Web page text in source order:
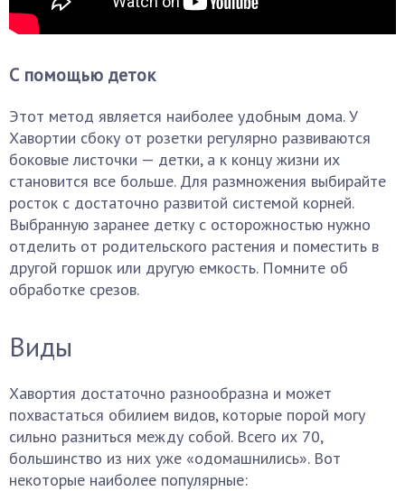
С помощью деток
Этот метод является наиболее удобным дома. У
Хавортии сбоку от розетки регулярно развиваются
боковые листочки — детки, а к концу жизни их
становится все больше. Для размножения выбирайте
росток с достаточно развитой системой корней.
Выбранную заранее детку с осторожностью нужно
отделить от родительского растения и поместить в
другой горшок или другую емкость. Помните об
обработке срезов.
Виды
Хавортия достаточно разнообразна и может
похвастаться обилием видов, которые порой могу
сильно разниться между собой. Всего их 70,
большинство из них уже «одомашнились». Вот
некоторые наиболее популярные: